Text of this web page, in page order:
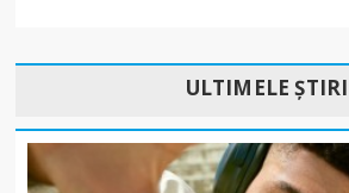
ULTIMELE ȘTIRI